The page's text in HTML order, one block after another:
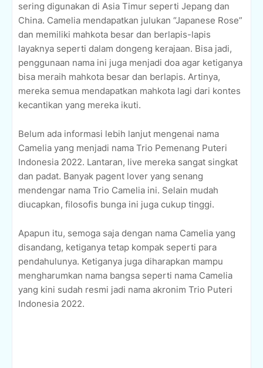
sering digunakan di Asia Timur seperti Jepang dan
China. Camelia mendapatkan julukan “Japanese Rose”
dan memiliki mahkota besar dan berlapis-lapis
layaknya seperti dalam dongeng kerajaan. Bisa jadi,
penggunaan nama ini juga menjadi doa agar ketiganya
bisa meraih mahkota besar dan berlapis. Artinya,
mereka semua mendapatkan mahkota lagi dari kontes
kecantikan yang mereka ikuti.
Belum ada informasi lebih lanjut mengenai nama
Camelia yang menjadi nama Trio Pemenang Puteri
Indonesia 2022. Lantaran, live mereka sangat singkat
dan padat. Banyak pagent lover yang senang
mendengar nama Trio Camelia ini. Selain mudah
diucapkan, filosofis bunga ini juga cukup tinggi.
Apapun itu, semoga saja dengan nama Camelia yang
disandang, ketiganya tetap kompak seperti para
pendahulunya. Ketiganya juga diharapkan mampu
mengharumkan nama bangsa seperti nama Camelia
yang kini sudah resmi jadi nama akronim Trio Puteri
Indonesia 2022.